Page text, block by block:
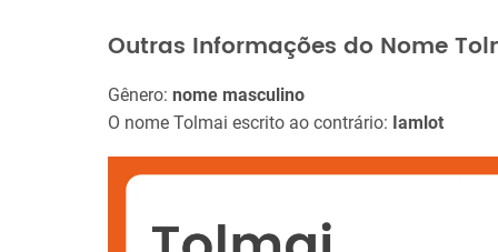
Outras Informações do Nome
Gênero: nome masculino
O nome Tolmai escrito ao contrário: Iamlot